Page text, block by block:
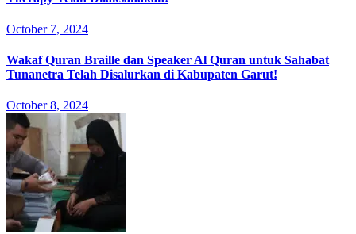
October 7, 2024
Wakaf Quran Braille dan Speaker Al Quran untuk Sahabat
Tunanetra Telah Disalurkan di Kabupaten Garut!
October 8, 2024